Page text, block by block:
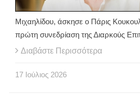
Μιχαηλίδου, άσκησε ο Πάρις
πρώτη συνεδρίαση της Διαρκούς
Διαβάστε Περισσότερα
17 Ιούλιος 2026